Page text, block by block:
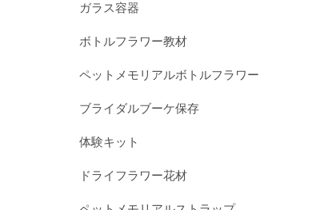
ガラス容器
ボトルフラワー教材
ペットメモリアルボトルフラワー
ブライダルブーケ保存
体験キット
ドライフラワー花材